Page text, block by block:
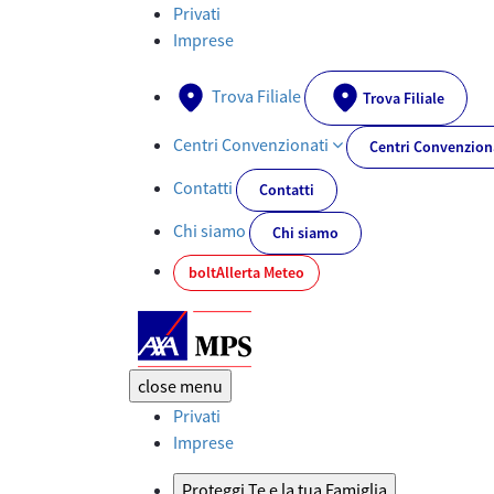
Chi Siamo - AXA-MPS.ITPrivati
Imprese
Trova Filiale Trova Filiale
Centri Convenzionati Centri
Contatti Contatti
Chi siamo
Chi siamo
boltAllerta Meteo
close menu
Privati
Imprese
Proteggi Te e la tua Famiglia